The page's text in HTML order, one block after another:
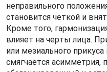
неправильного
становится четкой и
Кроме того,
влияет на черты лица.
или мезиального
смягчается асимметрия,